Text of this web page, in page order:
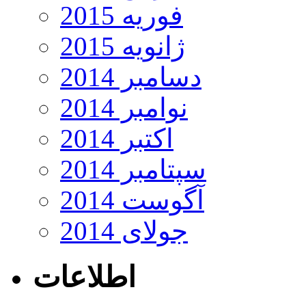
فوریه 2015
ژانویه 2015
دسامبر 2014
نوامبر 2014
اکتبر 2014
سپتامبر 2014
آگوست 2014
جولای 2014
اطلاعات